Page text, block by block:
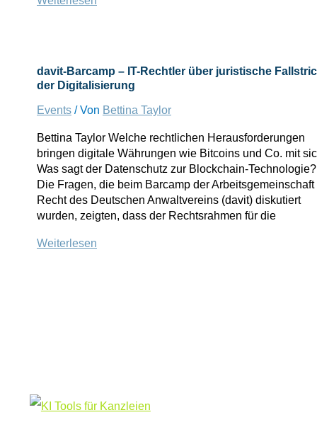
noch
lange
nicht
davit-Barcamp – IT-Rechtler über juristische
der Digitalisierung
Events/ Von Bettina Taylor
Bettina Taylor Welche rechtlichen Herausforderungen
bringen digitale Währungen wie Bitcoins und Co. mit
Was sagt der Datenschutz zur Blockchain-Technologie?
Die Fragen, die beim Barcamp der Arbeitsgemeinschaft
Recht des Deutschen Anwaltvereins (davit) diskutiert
wurden, zeigten, dass der Rechtsrahmen für die
davit-
Weiterlesen